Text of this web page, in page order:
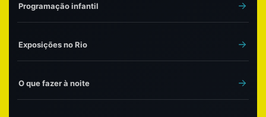
Programação infantil
Exposições no Rio
O que fazer à noite